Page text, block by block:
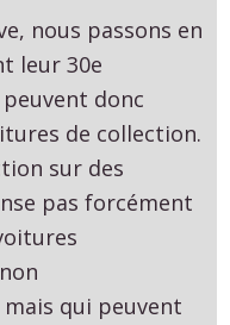
nous passons en
leur 30e
donc
de collection.
sur des
pas forcément
qui peuvent